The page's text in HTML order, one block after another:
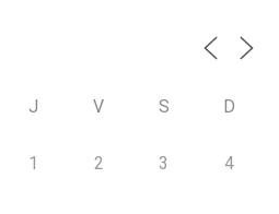
J V S D
1 2 3 4